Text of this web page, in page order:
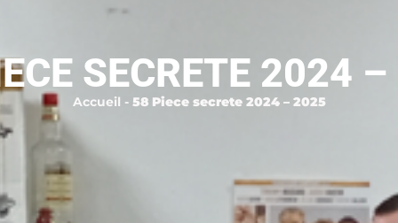
SECRETE 2024
Accueil - 58 Piece secrete 2024 – 2025